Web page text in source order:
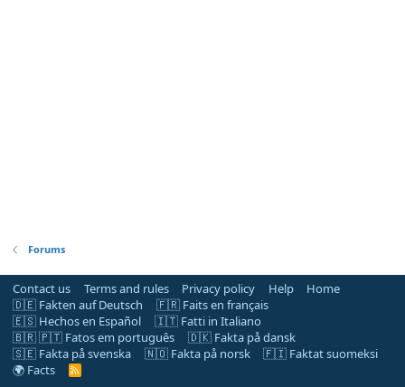
Forums
Contact us Terms and rules Privacy policy Help
Home
🇩🇪 Fakten auf Deutsch
🇫🇷 Faits en français
🇪🇸 Hechos en Español
🇮🇹 Fatti in Italiano
🇧🇷 🇵🇹 Fatos em português
🇩🇰 Fakta på dansk
🇸🇪 Fakta på svenska
🇳🇴 Fakta på norsk
🇫🇮 Faktat suomeksi
🌍 Facts
R